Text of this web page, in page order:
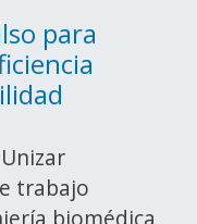
para
trabajo